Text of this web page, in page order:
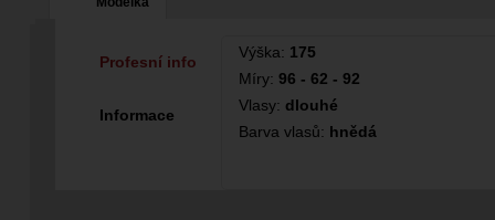
Výška: 175
Míry: 96 - 62 - 92
Vlasy: dlouhé
Barva vlasů: hnědá
Profesní info
Informace